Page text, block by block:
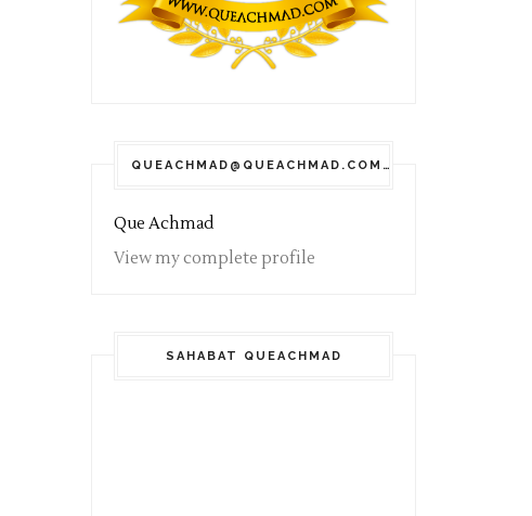
QUEACHMAD@QUEACHMAD.COM
Que Achmad
View my complete profile
SAHABAT QUEACHMAD